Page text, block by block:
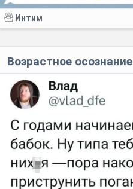
Интим
Возрастное осознание